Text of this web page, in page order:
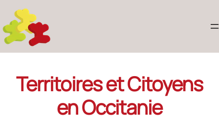
Territoires et Citoyens
en Occitanie